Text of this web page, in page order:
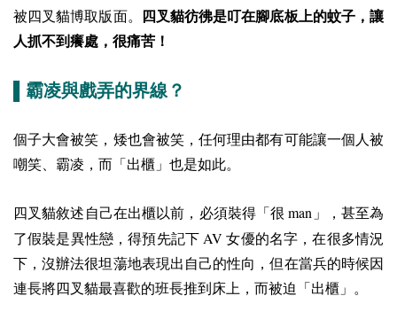
被四叉貓博取版面。
四叉貓彷彿是叮在腳底板上的蚊子，讓
人抓不到癢處，很痛苦！
▌霸凌與戲弄的界線？
個子大會被笑，矮也會被笑，任何理由都有可能讓一個人被
嘲笑、霸凌，而「出櫃」也是如此。
四叉貓敘述自己在出櫃以前，必須裝得「很man 」，甚至為
了假裝是異性戀，得預先記下 AV 女優的名字，在很多情況
下，沒辦法很坦蕩地表現出自己的性向，但在當兵的時候因
連長將四叉貓最喜歡的班長推到床上，而被迫「出櫃」。